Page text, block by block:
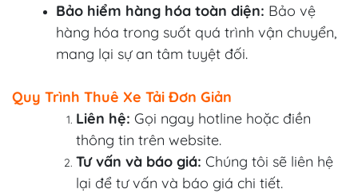
Bảo hiểm hàng hóa toàn diện: Bảo vệ
hàng hóa trong suốt quá trình vận chuyển,
mang lại sự an tâm tuyệt đối.
Quy Trình Thuê Xe Tải Đơn Giản
Liên hệ: Gọi ngay hotline hoặc điền
thông tin trên website.
Tư vấn và báo giá: Chúng tôi sẽ liên hệ
lại để tư vấn và báo giá chi tiết.